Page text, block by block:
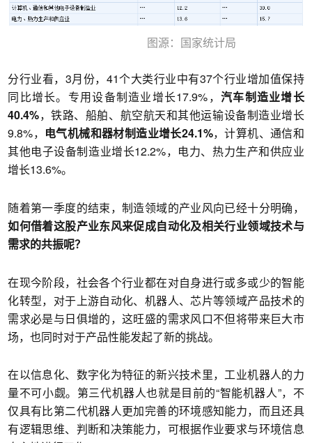
图源：国家统计局
分行业看，3月份，41个大类行业中有37个行业增加值保持
同比增长。专用设备制造业增长17.9%， 汽车制造业增长
40.4%，铁路、船舶、航空航天和其他运输设备制造业增长
9.8%， 电气机械和器材制造业增长24.1%，计算机、通信和
其他电子设备制造业增长12.2%，电力、热力生产和供应业
增长13.6%。
随着第一季度的结束，制造领域的产业风向已经十分明确，
如何借着这股产业东风来促成自动化及相关行业领域技术与
需求的共振呢？
在现今阶段，社会各个行业都在对自身进行或多或少的智能
化转型，对于上游自动化、机器人、芯片等领域产品技术的
需求必是与日俱增的，这旺盛的需求风口不但将带来巨大市
场，也同时对于产品性能发起了新的挑战。
在以信息化、数字化为特征的新兴技术里，工业机器人的力
量不可小觑。第三代机器人也就是目前的“智能机器人”，不
仅具有比第二代机器人更加完善的环境感知能力，而且还具
有逻辑思维、判断和决策能力，可根据作业要求与环境信息